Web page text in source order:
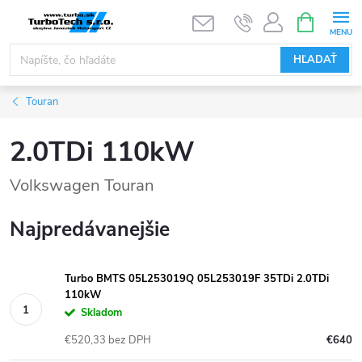
obsah
HĽADAŤ
KOŠÍK
Touran
2.0TDi 110kW
Volkswagen Touran
Najpredávanejšie
Turbo BMTS 05L253019Q 05L253019F 35TDi 2.0TDi
110kW
Skladom
€640
€520,33 bez DPH